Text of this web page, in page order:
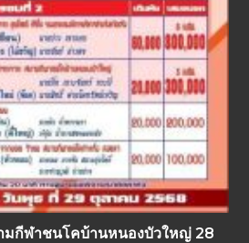
มกีฬาชนโคบ้านหนองบัวใหญ่ 28